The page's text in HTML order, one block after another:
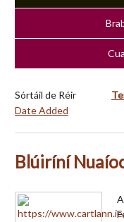
Sórtáil de Réir
Date Added
Blúiríní